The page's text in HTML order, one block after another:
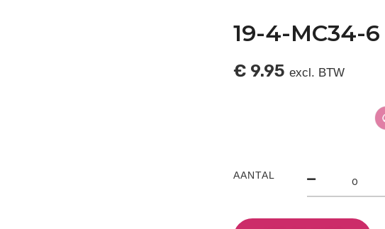
19-4-MC34-6
€ 9.95 excl. BTW
AANTAL